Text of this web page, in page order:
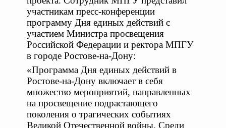
участникам пресс-конференции
программу Дня единых действий с
участием Министра просвещения
Российской Федерации и ректора МПГУ
в городе Ростове-на-Дону:
«Программа Дня единых действий в
Ростове-на-Дону включает в себя
множество мероприятий, направленных
на просвещение подрастающего
поколения о трагических событиях
Великой Отечественной войны. Среди